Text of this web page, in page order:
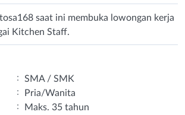
saat ini membuka lowongan kerja
Kitchen Staff.
:
SMA / SMK
:
Pria/Wanita
:
Maks. 35 tahun